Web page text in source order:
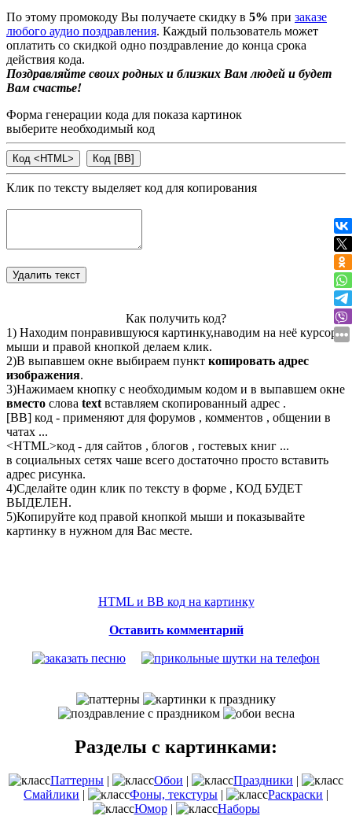
По этому промокоду Вы получаете скидку в 5% при заказе
любого аудио поздравления. Каждый пользователь может
оплатить со скидкой одно поздравление до конца срока
действия кода.
Поздравляйте своих родных и близких Вам людей и будет
Вам счастье!
Форма генерации кода для показа картинок
выберите необходимый код
Клик по тексту выделяет код для копирования
Как получить код?
1) Находим понравившуюся картинку,наводим на неё курсор
мыши и правой кнопкой делаем клик.
2)В выпавшем окне выбираем пункт копировать адрес
изображения.
3)Нажимаем кнопку с необходимым кодом и в выпавшем окне
вместо слова text вставляем скопированный адрес .
[BB] код - применяют для форумов , комментов , общении в
чатах ...
<HTML>код - для сайтов , блогов , гостевых книг ...
в социальных сетях чаше всего достаточно просто вставить
адрес рисунка.
4)Сделайте один клик по тексту в форме , КОД БУДЕТ
ВЫДЕЛЕН.
5)Копируйте код правой кнопкой мыши и показывайте
картинку в нужном для Вас месте.
HTML и BB код на картинку
Оставить комментарий
Разделы с картинками:
Паттерны | Обои | Праздники |
Смайлики | Фоны, текстуры | Раскраски |
Юмор| Наборы